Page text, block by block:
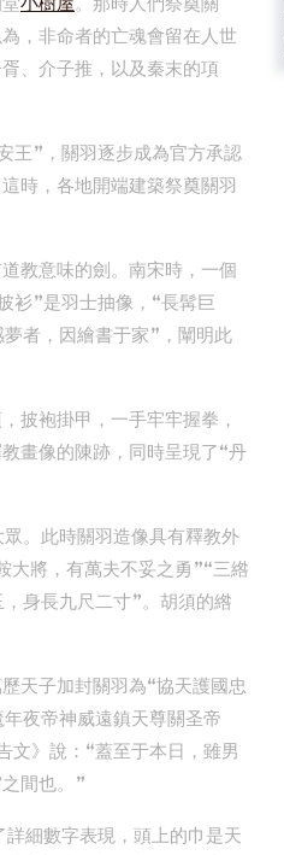
，非命者的亡魂會留在人世
、介子推，以及秦末的項
王”，關羽逐步成為官方承認
時，各地開端建築祭奠關羽
教意味的劍。南宋時，一個
衫”是羽士抽像，“長髯巨
者，因繪書于家”，闡明此
披袍掛甲，一手牢牢握拳，
畫像的陳跡，同時呈現了“丹
。此時關羽造像具有釋教外
大將，有萬夫不妥之勇”“三綹
身長九尺二寸”。胡須的綹
天子加封關羽為“協天護國忠
夜帝神威遠鎮天尊關圣帝
文》說：“蓋至于本日，雖男
間也。”
細數字表現，頭上的巾是天